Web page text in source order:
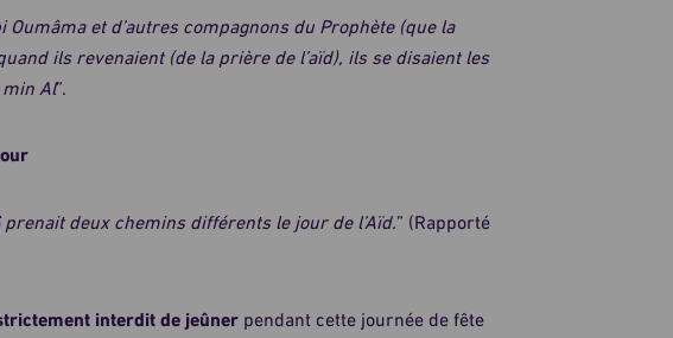
Oumâma et d’autres compagnons du Prophète (que la
ils revenaient (de la prière de l’aïd), ils se disaient les
min Al”.
prenait deux chemins différents le jour de l’Aïd. ” (Rapporté
interdit de jeûner pendant cette journée de fête